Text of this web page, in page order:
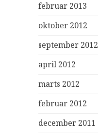
februar 2013
oktober 2012
september 2012
april 2012
marts 2012
februar 2012
december 2011